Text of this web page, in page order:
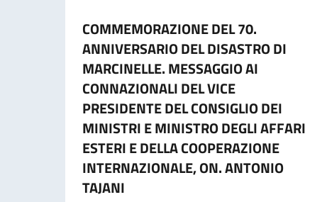
COMMEMORAZIONE DEL 70.
ANNIVERSARIO DEL DISASTRO DI
MARCINELLE. MESSAGGIO AI
CONNAZIONALI DEL VICE
PRESIDENTE DEL CONSIGLIO DEI
MINISTRI E MINISTRO DEGLI AFFARI
ESTERI E DELLA COOPERAZIONE
INTERNAZIONALE, ON. ANTONIO
TAJANI